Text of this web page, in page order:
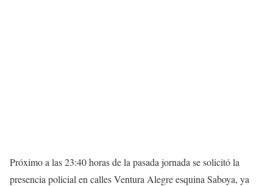
Próximo a las 23:40 horas de la pasada jornada se solicitó la
presencia policial en calles Ventura Alegre esquina Saboya, ya